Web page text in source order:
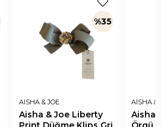
AISHA & JOE
Aisha & Joe Liberty
%35
AISHA &
Aisha